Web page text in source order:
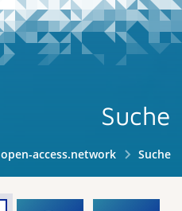
Suche
open-access.network Suche